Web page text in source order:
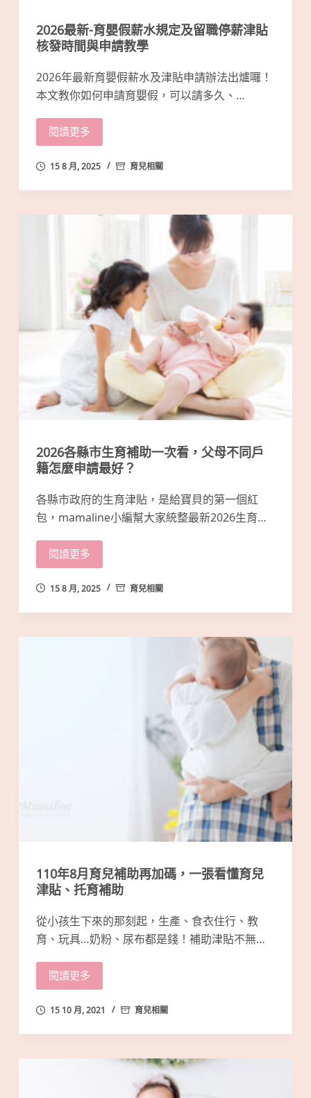
2026最新-育嬰假薪水規定及留職停薪津貼
核發時間與申請教學
2026年最新育嬰假薪水及津貼申請辦法出爐囉！
本文教你如何申請育嬰假，可以請多久、…
閱讀更多
15 8 月, 2025 育兒相關
2026各縣市生育補助一次看，父母不同戶
籍怎麼申請最好？
各縣市政府的生育津貼，是給寶貝的第一個紅
包，mamaline小編幫大家統整最新2026生育…
閱讀更多
15 8 月, 2025 育兒相關
110年8月育兒補助再加碼，一張看懂育兒
津貼、托育補助
從小孩生下來的那刻起，生產、食衣住行、教
育、玩具…奶粉、尿布都是錢！補助津貼不無…
閱讀更多
15 10 月, 2021 育兒相關